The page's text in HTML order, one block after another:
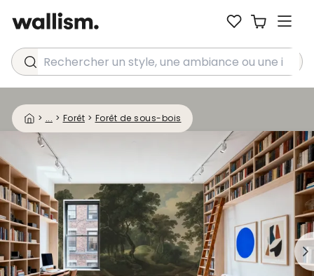
Rechercher un style, une ambiance ou une idée...
> ... > Forêt > Forêt de sous-bois